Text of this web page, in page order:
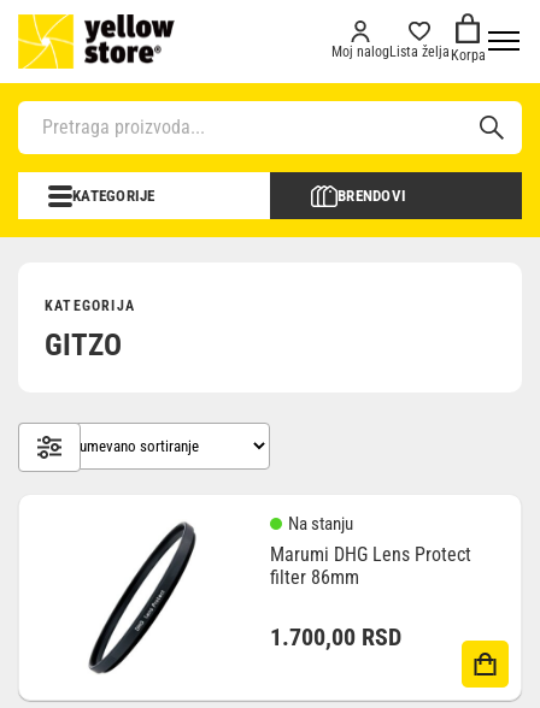
Moj nalogLista želja Korpa
KATEGORIJE BRENDOVI
KATEGORIJA
GITZO
Na stanju
Marumi DHG Lens Protect
filter 86mm
1.700,00 RSD